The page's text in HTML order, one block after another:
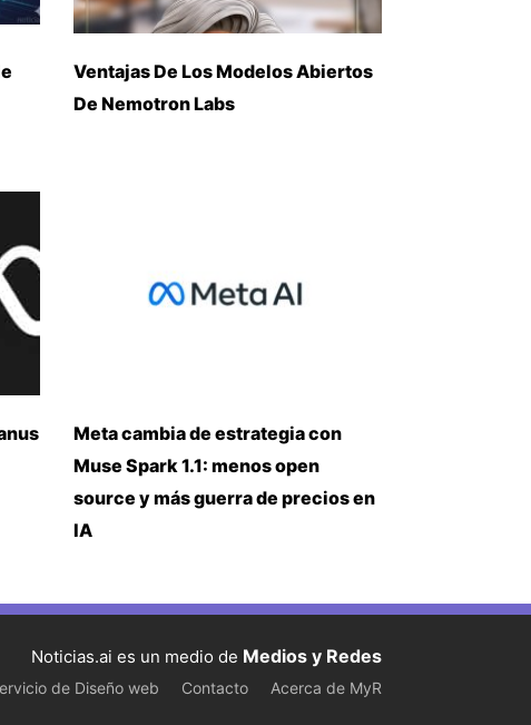
Ventajas De Los Modelos Abiertos
De Nemotron Labs
Meta cambia de estrategia con
Muse Spark 1.1: menos open
source y más guerra de precios en
IA
Noticias.ai es un medio de Medios y Redes
de Diseño web Contacto Acerca de MyR